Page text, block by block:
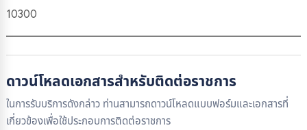
10300
ดาวน์โหลดเอกสารสำหรับติดต่อราชการ
ในการรับบริการดังกล่าว ท่านสามารถดาวน์โหลดแบบฟอร์มและเอกสารที่
เกี่ยวข้องเพื่อใช้ประกอบการติดต่อราชการ